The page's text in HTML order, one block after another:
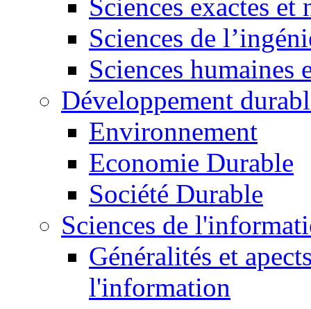
Sciences exactes et
Sciences de
Sciences humaines
Développement
Environnement
Economie Durable
Société Durable
Sciences de
Généralités et
l'information